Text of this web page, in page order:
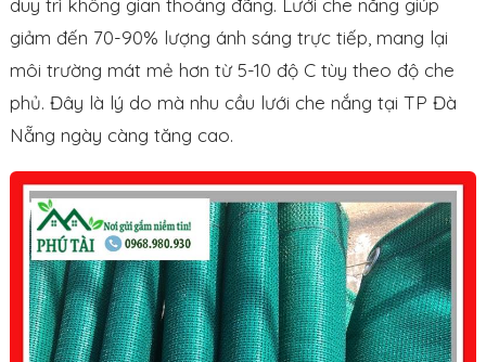
duy trì không gian thoáng đãng. Lưới che nắng giúp
giảm đến 70-90% lượng ánh sáng trực tiếp, mang lại
môi trường mát mẻ hơn từ 5-10 độ C tùy theo độ che
phủ. Đây là lý do mà nhu cầu lưới che nắng tại TP Đà
Nẵng ngày càng tăng cao.